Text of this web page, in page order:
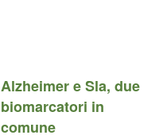
Alzheimer e Sla, due
biomarcatori in
comune